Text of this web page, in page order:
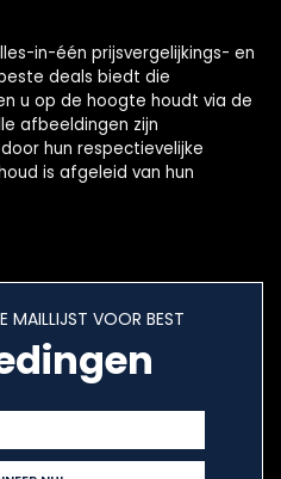
in-één prijsvergelijkings- en
deals biedt die
u op de hoogte houdt via de
afbeeldingen zijn
hun respectievelijke
is afgeleid van hun
MAILLIJST VOOR BEST